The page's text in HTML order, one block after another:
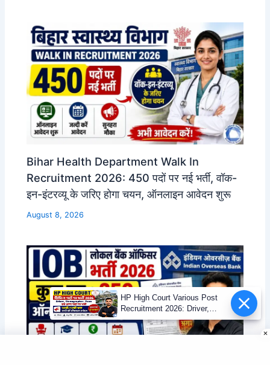
Bihar Health Department Walk In
Recruitment 2026: 450 पदों पर नई भर्ती, वॉक-
इन-इंटरव्यू के जरिए होगा चयन, ऑनलाइन आवेदन शुरू
August 8, 2026
HP High Court Various Post
Recruitment 2026: Driver,
Stenographer, Peon एवं अन्य पदों
पर भर्ती